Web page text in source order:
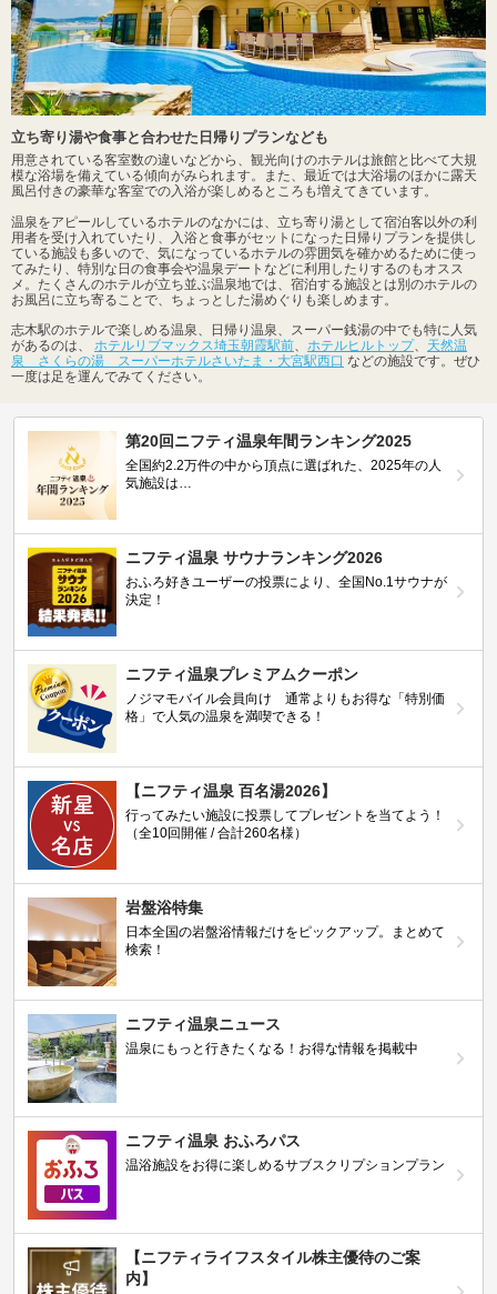
立ち寄り湯や食事と合わせた日帰りプランなども
用意されている客室数の違いなどから、観光向けのホテルは旅館と比べて大規
模な浴場を備えている傾向がみられます。また、最近では大浴場のほかに露天
風呂付きの豪華な客室での入浴が楽しめるところも増えてきています。
温泉をアピールしているホテルのなかには、立ち寄り湯として宿泊客以外の利
用者を受け入れていたり、入浴と食事がセットになった日帰りプランを提供し
ている施設も多いので、気になっているホテルの雰囲気を確かめるために使っ
てみたり、特別な日の食事会や温泉デートなどに利用したりするのもオスス
メ。たくさんのホテルが立ち並ぶ温泉地では、宿泊する施設とは別のホテルの
お風呂に立ち寄ることで、ちょっとした湯めぐりも楽しめます。
志木駅のホテルで楽しめる温泉、日帰り温泉、スーパー銭湯の中でも特に人気
があるのは、 ホテルリブマックス埼玉朝霞駅前 ホテルヒルトップ、 天然温
泉 さくらの湯 スーパーホテルさいたま・大宮駅西口 などの施設です。ぜひ
一度は足を運んでみてください。
第20回ニフティ温泉年間ランキング2025
全国約2.2万件の中から頂点に選ばれた、2025年の人
気施設は…
ニフティ温泉 サウナランキング2026
おふろ好きユーザーの投票により、全国No.1サウナが
決定！
ニフティ温泉プレミアムクーポン
ノジマモバイル会員向け 通常よりもお得な「特別価
格」で人気の温泉を満喫できる！
【ニフティ温泉 百名湯2026】
行ってみたい施設に投票してプレゼントを当てよう！
（全10回開催 / 合計260名様）
岩盤浴特集
日本全国の岩盤浴情報だけをピックアップ。まとめて
検索！
ニフティ温泉ニュース
温泉にもっと行きたくなる！お得な情報を掲載中
ニフティ温泉 おふろパス
温浴施設をお得に楽しめるサブスクリプションプラン
【ニフティライフスタイル株主優待のご案
内】